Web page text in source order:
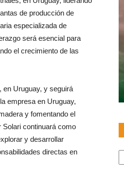
de producción de
especializada de
será esencial para
el crecimiento de las
en Uruguay, y seguirá
empresa en Uruguay,
y fomentando el
continuará como
y desarrollar
directas en